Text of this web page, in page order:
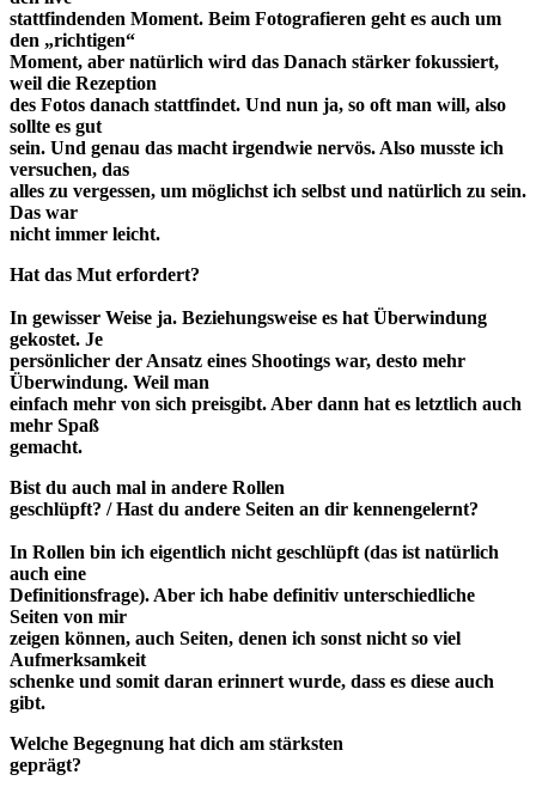
stattfindenden Moment. Beim Fotografieren geht es auch um
den „richtigen“
Moment, aber natürlich wird das Danach stärker fokussiert,
weil die Rezeption
des Fotos danach stattfindet. Und nun ja, so oft man will, also
sollte es gut
sein. Und genau das macht irgendwie nervös. Also musste ich
versuchen, das
alles zu vergessen, um möglichst ich selbst und natürlich zu sein.
Das war
nicht immer leicht.
Hat das Mut erfordert?
In gewisser Weise ja. Beziehungsweise es hat Überwindung
gekostet. Je
persönlicher der Ansatz eines Shootings war, desto mehr
Überwindung. Weil man
einfach mehr von sich preisgibt. Aber dann hat es letztlich auch
mehr Spaß
gemacht.
Bist du auch mal in andere Rollen
geschlüpft? / Hast du andere Seiten an dir kennengelernt?
In Rollen bin ich eigentlich nicht geschlüpft (das ist natürlich
auch eine
Definitionsfrage). Aber ich habe definitiv unterschiedliche
Seiten von mir
zeigen können, auch Seiten, denen ich sonst nicht so viel
Aufmerksamkeit
schenke und somit daran erinnert wurde, dass es diese auch
gibt.
Welche Begegnung hat dich am stärksten
geprägt?